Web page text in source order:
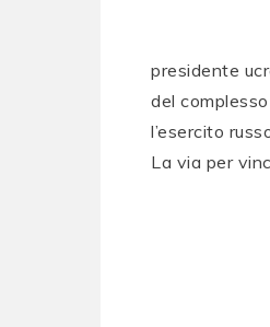
presidente
del
l’esercito
La via per